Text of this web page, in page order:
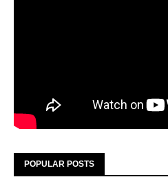
POPULAR POSTS